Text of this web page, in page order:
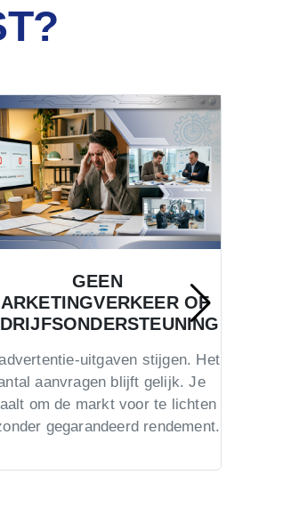
GEEN
OF
uitgaven stijgen. Het
aanvragen blijft gelijk. Je
om de markt voor te lichten
gegarandeerd rendement.